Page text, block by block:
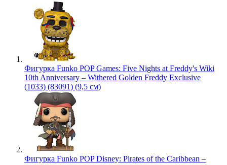
Фигурка Funko POP Games: Five Nights at Freddy's Wiki
10th Anniversary – Withered Golden Freddy Exclusive
(1033) (83091) (9,5 см)
Фигурка Funko POP Disney: Pirates of the Caribbean –